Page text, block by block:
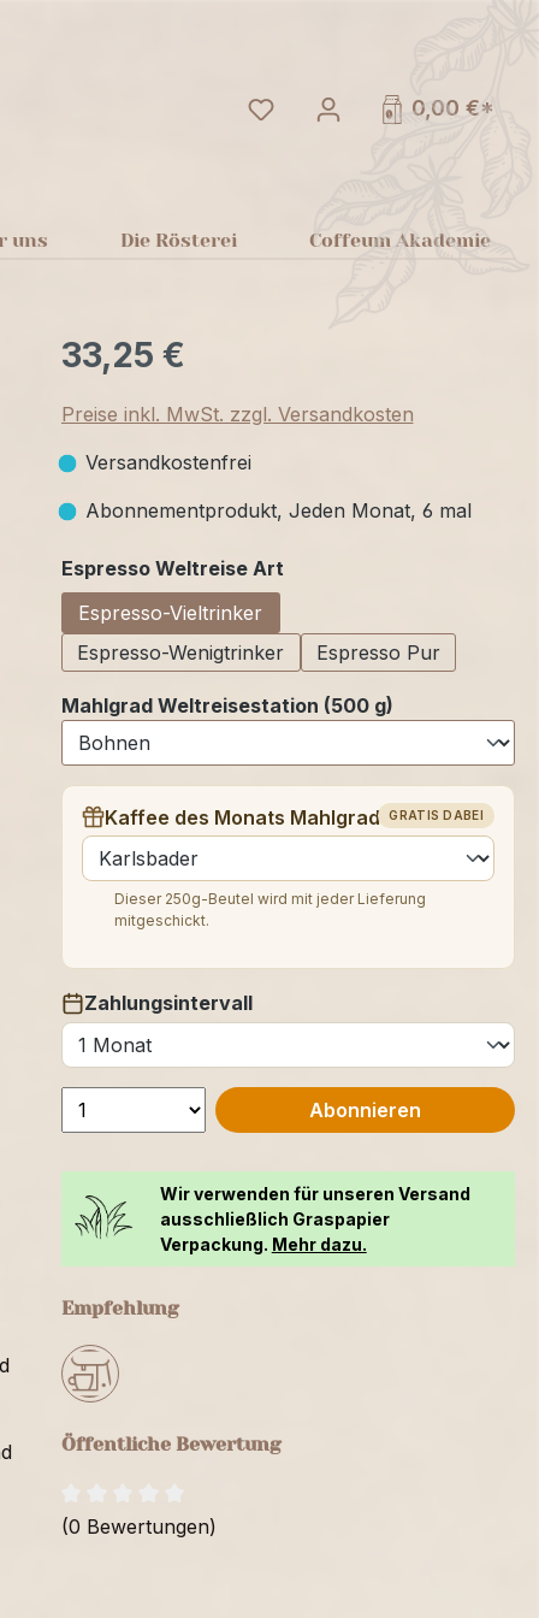
Du hast 0 Produkte auf
0,00 €*
uns Die Rösterei Coffeum Akademie
33,25 €
Preise inkl. MwSt. zzgl. Versandkosten
Versandkostenfrei
Abonnementprodukt, Jeden Monat, 6 mal
Espresso Weltreise Artauswählen
Espresso-Vieltrinker
Espresso-Wenigtrinker
Espresso Pur
Mahlgrad Weltreisestation (500 g)
GRATIS DABEI
Kaffee des Monats Mahlgrad (250 g)
auswählen
Dieser 250g-Beutel wird mit jeder Lieferung
mitgeschickt.
Zahlungsintervall
auswählen
Abonnieren
Wir verwenden für unseren Versand
ausschließlich Graspapier
Verpackung. Mehr dazu.
Empfehlung
Öffentliche Bewertung
(0 Bewertungen)